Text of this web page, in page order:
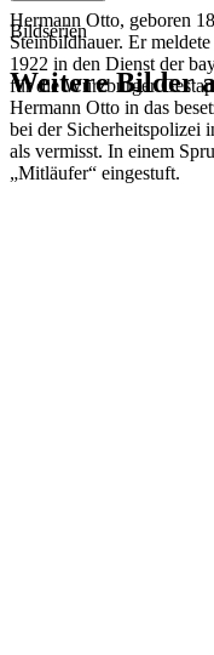
Hermann Otto, geboren
Steinbildhauer. Er
1922 in den Dienst der
für die Würzburger
Hermann Otto in das
bei der Sicherheitspolizei
als vermisst. In einem
„Mitläufer“ eingestuft.
Bildserien
Weitere Bilder
1941 Würzburg
1941 Würzburg
1941 Würzburg